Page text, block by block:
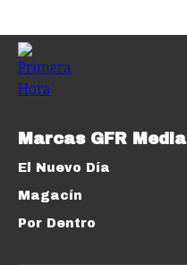
Marcas GFR Media
El Nuevo Día
Magacín
Por Dentro